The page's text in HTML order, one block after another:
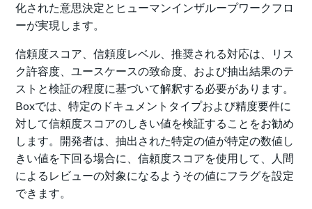
化された意思決定とヒューマンインザループワークフロ
ーが実現します。
信頼度スコア、信頼度レベル、推奨される対応は、リス
ク許容度、ユースケースの致命度、および抽出結果のテ
ストと検証の程度に基づいて解釈する必要があります。
Boxでは、特定のドキュメントタイプおよび精度要件に
対して信頼度スコアのしきい値を検証することをお勧め
します。開発者は、抽出された特定の値が特定の数値し
きい値を下回る場合に、信頼度スコアを使用して、人間
によるレビューの対象になるようその値にフラグを設定
できます。